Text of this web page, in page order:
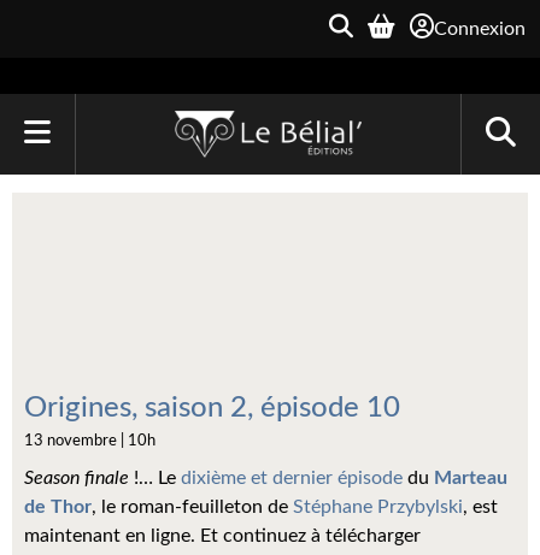
Connexion
Archive du Futur
Parallaxe
Quarante-Deux
Origines, saison 2, épisode 10
13 novembre | 10h
Season finale !… Le dixième et dernier épisode du Marteau
de Thor, le roman-feuilleton de Stéphane Przybylski, est
maintenant en ligne. Et continuez à télécharger